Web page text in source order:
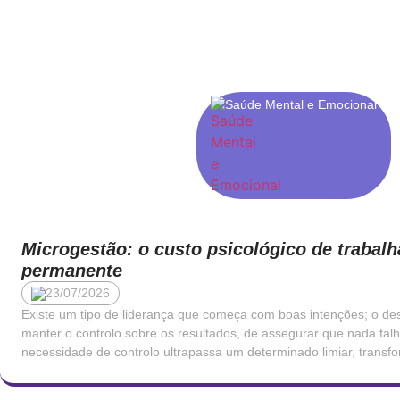
Saúde Mental e Emocional
Microgestão: o custo psicológico de
permanente
23/07/2026
Existe um tipo de liderança que começa com boas intenções; o
manter o controlo sobre os resultados, de assegurar que nada
necessidade de controlo ultrapassa um determinado limiar,
de […]